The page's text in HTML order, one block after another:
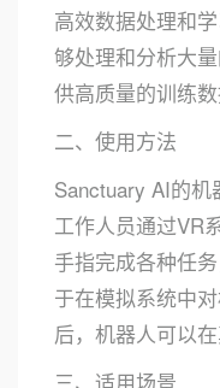
高效数据处理和
够处理和分析大
供高质量的训练数
二、使用方法
Sanctuary AI的机
工作人员通过VR
手指完成各种任
于在模拟系统中
后，机器人可以
三、适用场景